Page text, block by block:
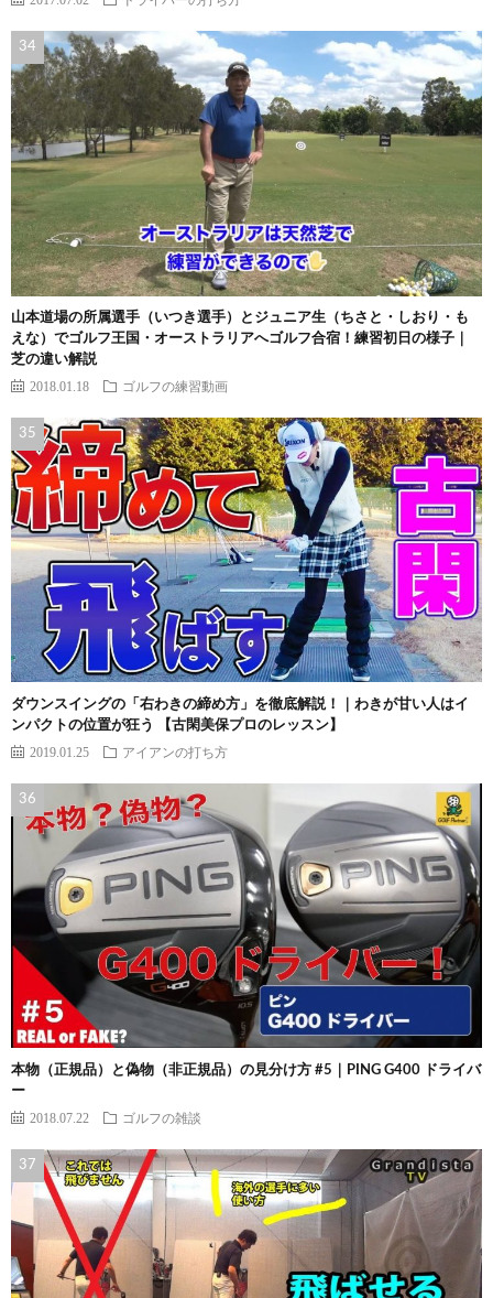
山本道場の所属選手（いつき選手）とジュニア生（ちさと・しおり・も
えな）でゴルフ王国・オーストラリアへゴルフ合宿！練習初日の様子｜
芝の違い解説
2018.01.18 ゴルフの練習動画
ダウンスイングの「右わきの締め方」を徹底解説！｜わきが甘い人はイ
ンパクトの位置が狂う 【古閑美保プロのレッスン】
2019.01.25 アイアンの打ち方
本物（正規品）と偽物（非正規品）の見分け方 #5｜PING G400 ドライバ
ー
2018.07.22 ゴルフの雑談